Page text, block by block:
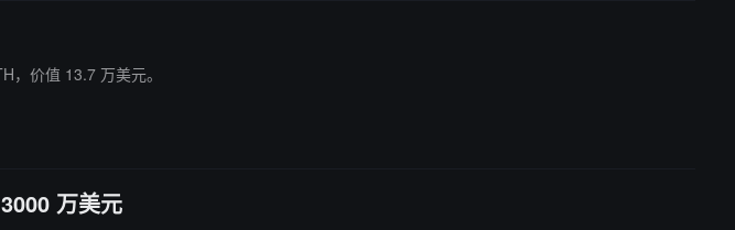
价值 13.7 万美元。
万美元